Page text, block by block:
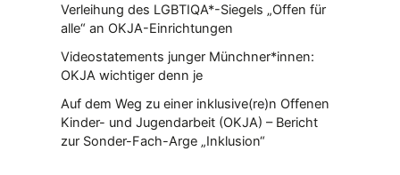
Verleihung des LGBTIQA*-Siegels „Offen für
alle“ an OKJA-Einrichtungen
Videostatements junger Münchner*innen:
OKJA wichtiger denn je
Auf dem Weg zu einer inklusive(re)n Offenen
Kinder- und Jugendarbeit (OKJA) – Bericht
zur Sonder-Fach-Arge „Inklusion“